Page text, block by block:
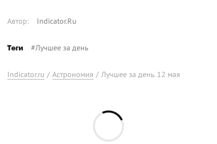
Автор: Indicator.Ru
Теги #Лучшее за день
Indicator.ru / Астрономия / Лучшее за день. 12 мая